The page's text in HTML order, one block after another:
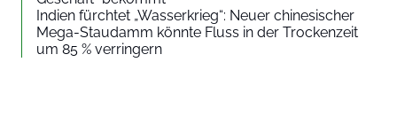
Indien fürchtet „Wasserkrieg“: Neuer chinesischer
Mega-Staudamm könnte Fluss in der Trockenzeit
um 85 % verringern